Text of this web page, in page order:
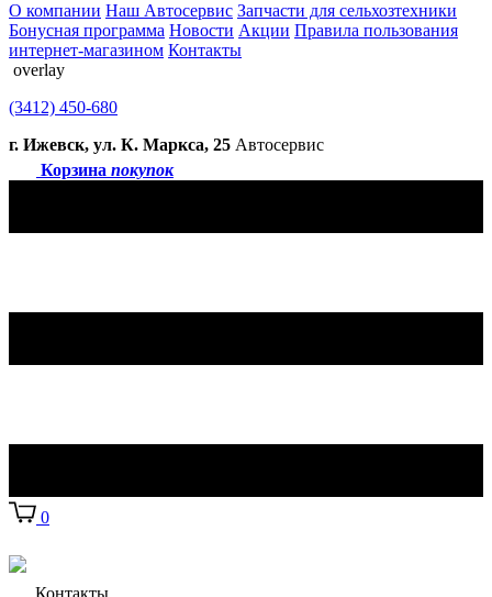
О компании Наш Автосервис Запчасти для сельхозтехники
Бонусная программа Новости Акции Правила пользования
интернет-магазином Контакты
overlay
(3412) 450-680
г. Ижевск, ул. К. Маркса, 25 Автосервис
Корзина покупок
0
Контакты